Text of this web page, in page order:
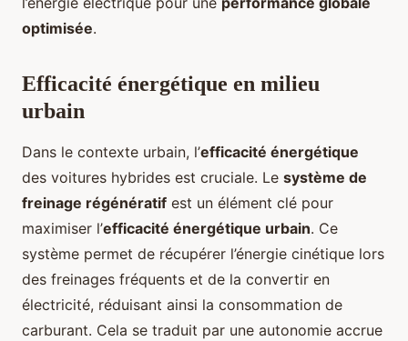
optimisée.
Efficacité énergétique en milieu
urbain
Dans le contexte urbain, l’efficacité énergétique
des voitures hybrides est cruciale. Le système de
freinage régénératif est un élément clé pour
maximiser l’efficacité énergétique urbain. Ce
système permet de récupérer l’énergie cinétique lors
des freinages fréquents et de la convertir en
électricité, réduisant ainsi la consommation de
carburant. Cela se traduit par une autonomie accrue